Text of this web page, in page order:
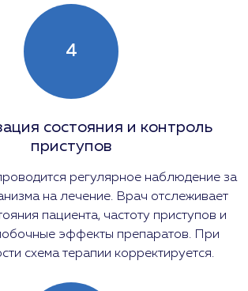
4
состояния и контроль
приступов
регулярное наблюдение за
на лечение. Врач отслеживает
пациента, частоту приступов и
эффекты препаратов. При
схема терапии корректируется.